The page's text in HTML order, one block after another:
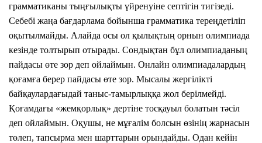
грамматиканы тыңғылықты үйренуіне септігін тигізеді.
Себебі жаңа бағдарлама бойынша грамматика тереңдетіліп
оқытылмайды. Алайда осы ол қылықтың орнын олимпиада
кезінде толтырып отырады. Сондықтан бұл олимпиаданың
пайдасы өте зор деп ойлаймын. Онлайн олимпиадалардың
қоғамға берер пайдасы өте зор. Мысалы жергілікті
байқаулардағыдай таныс-тамырлыққа жол берілмейді.
Қоғамдағы «жемқорлық» дертіне тосқауыл болатын тәсіл
деп ойлаймын. Оқушы, не мұғалім болсын өзінің жарнасын
төлеп, тапсырма мен шарттарын орындайды. Одан кейін
ng
файл
Ф
й
л
н
в
ы